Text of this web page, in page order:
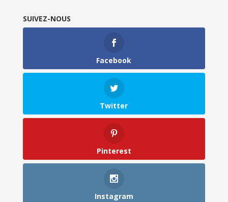
SUIVEZ-NOUS
Facebook
Twitter
Pinterest
Instagram